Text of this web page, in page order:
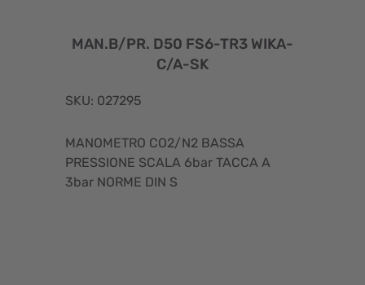
MAN.B/PR. D50 FS6-TR3 WIKA-
C/A-SK
SKU: 027295
MANOMETRO CO2/N2 BASSA
PRESSIONE SCALA 6bar TACCA A
3bar NORME DIN S